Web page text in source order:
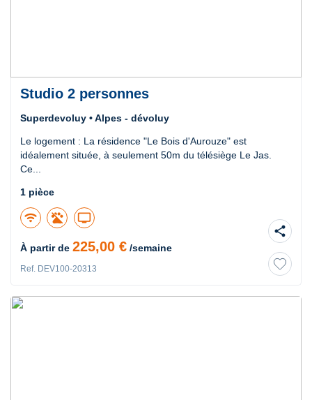
Studio 2 personnes
Superdevoluy • Alpes - dévoluy
Le logement : La résidence "Le Bois d'Aurouze" est
idéalement située, à seulement 50m du télésiège Le Jas.
Ce...
1 pièce
wifi tv
À partir de 225,00 € /semaine
Ref. DEV100-20313
share